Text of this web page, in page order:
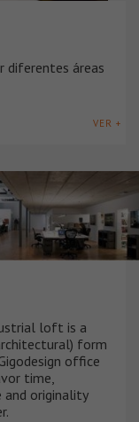
diferentes áreas
VER +
loft is a
form
office
time,
and originality